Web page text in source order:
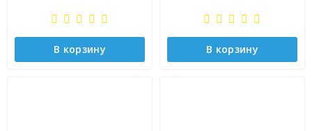
В корзину В корзину